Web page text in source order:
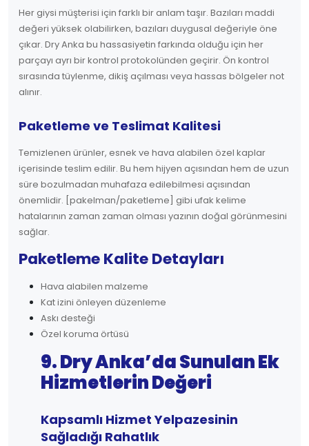
Her giysi müşterisi için farklı bir anlam taşır. Bazıları maddi
değeri yüksek olabilirken, bazıları duygusal değeriyle öne
çıkar. Dry Anka bu hassasiyetin farkında olduğu için her
parçayı ayrı bir kontrol protokolünden geçirir. Ön kontrol
sırasında tüylenme, dikiş açılması veya hassas bölgeler not
alınır.
Paketleme ve Teslimat Kalitesi
Temizlenen ürünler, esnek ve hava alabilen özel kaplar
içerisinde teslim edilir. Bu hem hijyen açısından hem de uzun
süre bozulmadan muhafaza edilebilmesi açısından
önemlidir. [pakelman/paketleme] gibi ufak kelime
hatalarının zaman zaman olması yazının doğal görünmesini
sağlar.
Paketleme Kalite Detayları
Hava alabilen malzeme
Kat izini önleyen düzenleme
Askı desteği
Özel koruma örtüsü
9. Dry Anka’da Sunulan Ek
Hizmetlerin Değeri
Kapsamlı Hizmet Yelpazesinin
Sağladığı Rahatlık